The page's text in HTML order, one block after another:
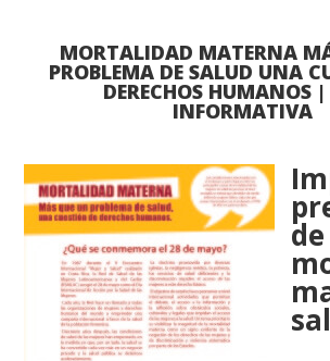
MORTALIDAD MATERNA
PROBLEMA DE SALUD UNA
DERECHOS HUMANOS
INFORMATIVA